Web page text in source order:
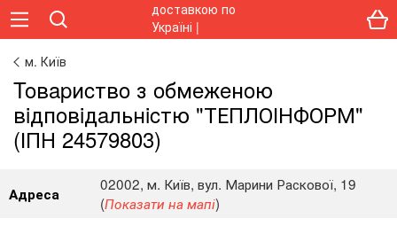
м. Київ
Toвapиcтвo з oбмeжeнoю
вiдпoвiдaльнicтю "ТЕПЛОІНФОРМ"
(ІПН 24579803)
Адреса
02002, м. Київ, вул. Марини Раскової, 19
(Показати на мапі)